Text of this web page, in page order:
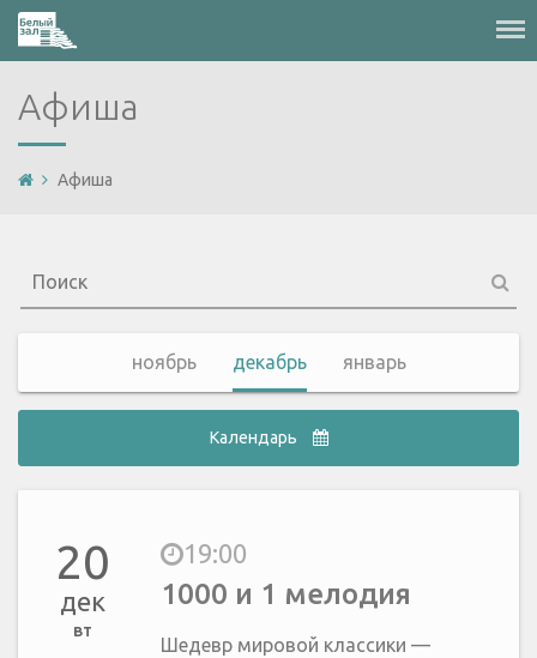
Меню
Афиша
Афиша
ноябрь декабрь январь
Календарь
20
дек
вт
19:00
1000 и 1 мелодия
Шедевр мировой классики —